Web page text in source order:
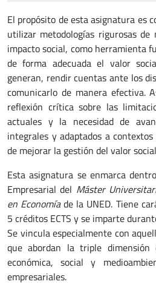
El propósito de esta asignatura es
utilizar metodologías rigurosas de
impacto social, como herramienta
de forma adecuada el valor
generan, rendir cuentas ante los
comunicarlo de manera efectiva.
reflexión crítica sobre las
actuales y la necesidad de
integrales y adaptados a
de mejorar la gestión del valor
Esta asignatura se enmarca
Empresarial del Máster
en Economíade la UNED. Tiene
5 créditos ECTS y se imparte
Se vincula especialmente con
que abordan la triple
económica, social y
empresariales.